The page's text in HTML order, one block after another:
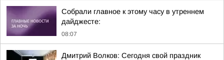
Собрали главное к этому часу в утреннем
дайджесте:
08:07
Дмитрий Волков: Сегодня свой праздник